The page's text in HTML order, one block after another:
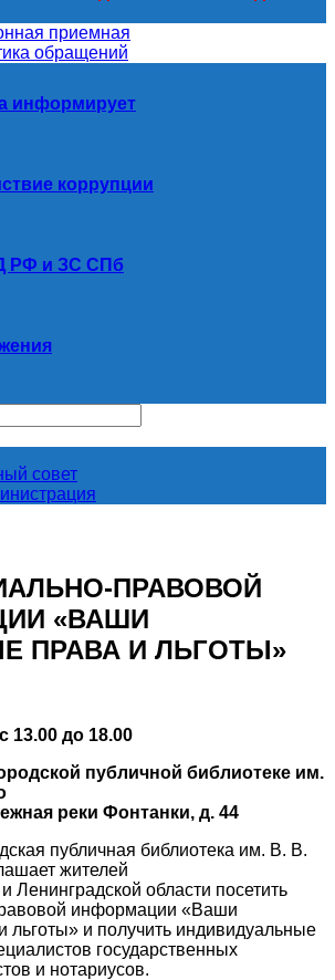
приемная
обращений
информирует
коррупции
РФ и ЗС СПб
совет
ПРАВОВОЙ
«ВАШИ
ПРАВА И ЛЬГОТЫ»
13.00 до 18.00
публичной библиотеке им.
реки Фонтанки, д. 44
публичная библиотека им. В. В.
жителей
Ленинградской области посетить
информации «Ваши
льготы» и получить индивидуальные
государственных
и нотариусов.